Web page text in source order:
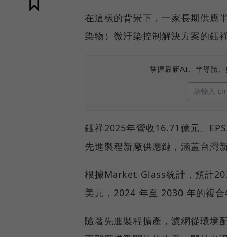
在這樣的背景下，一家長期供應
染物）微汙染控制解決方案的鈺
掌握最新AI、半導體
鈺祥2025年營收16.71億元、
先進製程新廠供應鏈，涵蓋台灣
根據Market Glass統計，預計
美元，2024 年至 2030 年的複合
隨著先進製程擴產，濾網從環境